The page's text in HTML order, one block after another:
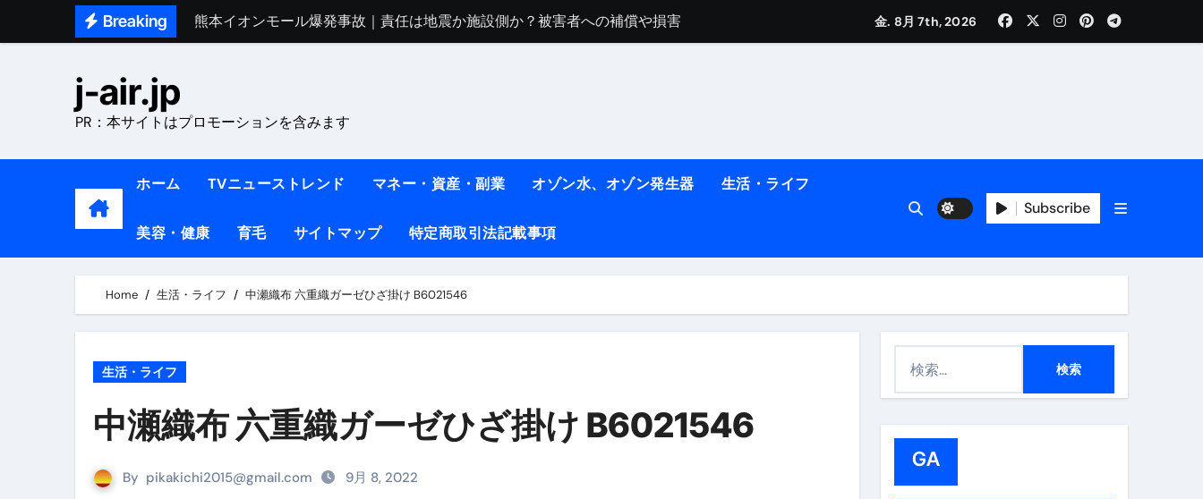
Breaking
熊本イオンモール爆発事故｜責任は地震か施設側か？被害者への補償や損害賠償をわかりやすく解説
【医者が教える】本当に痩せる薬はコレ！ #医療ダイエット
中町綾が2週間で3.5kg痩せた方法 #shots
【医者が解説】このふくらはぎ痩せ本当に効果ある？ #エクササイズ
【美容】ダイエットに対する私の考え方と実践方法を解説します【健康】
【1日ダイエットルーティン】運動なしで2ヶ月で10kg減量した、私の痩せる9つの習慣 | レシピ付き | ダイエット中の食事
リサイクル業者の無料回収・無料査定は危険？情報収集との関係と見分け方を解説
青森県震度6とベネゼエラM7級地震の関連性は？
金. 8月 7th, 2026
j-air.jp
PR：本サイトはプロモーションを含みます
ホーム TVニューストレンド マネー・資産・副業 オゾン水、オゾン発生器 生活・ライフ
美容・健康 育毛 サイトマップ 特定商取引法記載事項
Subscribe
Home 生活・ライフ 中瀬織布 六重織ガーゼひざ掛け B6021546
生活・ライフ
中瀬織布 六重織ガーゼひざ掛け B6021546
By pikakichi2015@gmail.com 9月 8, 2022
GA